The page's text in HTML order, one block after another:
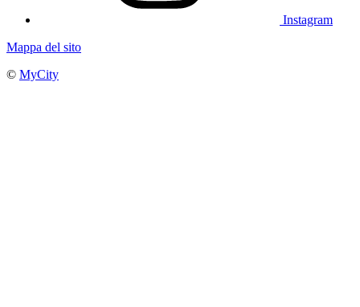
Instagram
Mappa del sito
© MyCity